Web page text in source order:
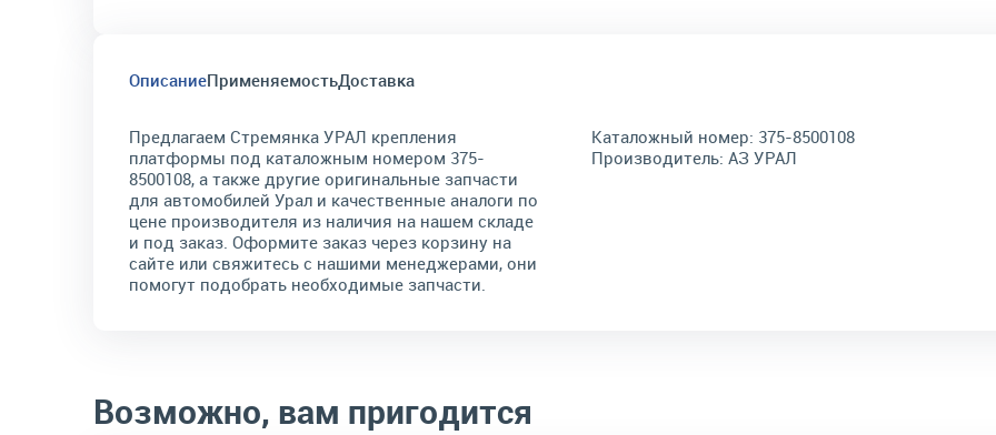
ОписаниеПрименяемостьДоставка
Предлагаем Стремянка УРАЛ крепления
платформы под каталожным номером 375-
8500108, а также другие оригинальные запчасти
для автомобилей Урал и качественные аналоги по
цене производителя из наличия на нашем складе
и под заказ. Оформите заказ через корзину на
сайте или свяжитесь с нашими менеджерами, они
помогут подобрать необходимые запчасти.
Каталожный номер: 375-8500108
Производитель: АЗ УРАЛ
Возможно, вам пригодится